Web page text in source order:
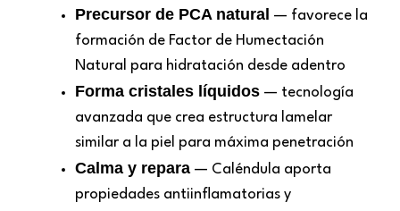
Precursor de PCA natural — favorece la
formación de Factor de Humectación
Natural para hidratación desde adentro
Forma cristales líquidos — tecnología
avanzada que crea estructura lamelar
similar a la piel para máxima penetración
Calma y repara — Caléndula aporta
propiedades antiinflamatorias y